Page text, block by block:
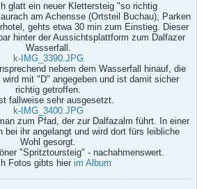
glatt ein neuer Klettersteig "so richtig
am Achensse (Ortsteil Buchau), Parken
gehts etwa 30 min zum Einstieg. Dieser
hinter der Aussichtsplattform zum Dalfazer
Wasserfall.
k-IMG_3390.JPG
nebem dem Wasserfall hinauf, die
mit "D" angegeben und ist damit sicher
richtig getroffen.
fallweise sehr ausgesetzt.
k-IMG_3400.JPG
zum Pfad, der zur Dalfazalm führt. In einer
bei ihr angelangt und wird dort fürs leibliche
Wohl gesorgt.
"Spritztoursteig" - nachahmenswert.
Fotos gibts hier im Album